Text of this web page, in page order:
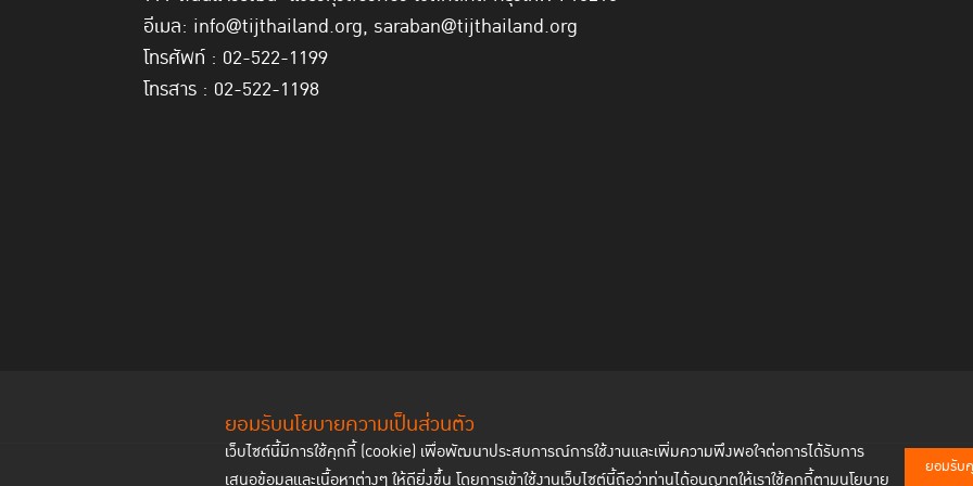
ยอมรับนโยบายความเป็นส่วนตัว
เว็บไซต์นี้มีการใช้คุกกี้ (cookie) เพื่อพัฒนาประสบการณ์การใช้งานและเพิ่มความพึงพอใจต่อการได้รับการ
เสนอข้อมูลและเนื้อหาต่างๆ ให้ดียิ่งขึ้น โดยการเข้าใช้งานเว็บไซต์นี้ถือว่าท่านได้อนุญาตให้เราใช้คุกกี้ตามนโยบาย
ยอมรับ
อีเมล: info@tijthailand.org, saraban@tijthailand.org
โทรศัพท์ : 02-522-1199
โทรสาร : 02-522-1198